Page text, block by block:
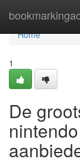
Home
Home
1
De